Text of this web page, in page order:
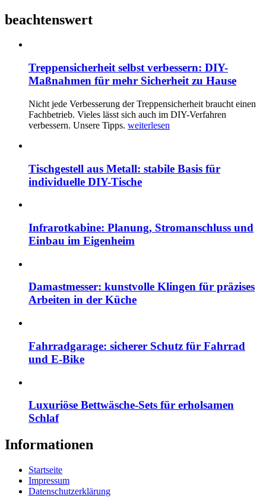
beachtenswert
Treppensicherheit selbst verbessern: DIY-
Maßnahmen für mehr Sicherheit zu Hause
Nicht jede Verbesserung der Treppensicherheit braucht einen
Fachbetrieb. Vieles lässt sich auch im DIY-Verfahren
verbessern. Unsere Tipps. weiterlesen
Tischgestell aus Metall: stabile Basis für
individuelle DIY-Tische
Infrarotkabine: Planung, Stromanschluss und
Einbau im Eigenheim
Damastmesser: kunstvolle Klingen für präzises
Arbeiten in der Küche
Fahrradgarage: sicherer Schutz für Fahrrad
und E-Bike
Luxuriöse Bettwäsche-Sets für erholsamen
Schlaf
Informationen
Startseite
Impressum
Datenschutzerklärung